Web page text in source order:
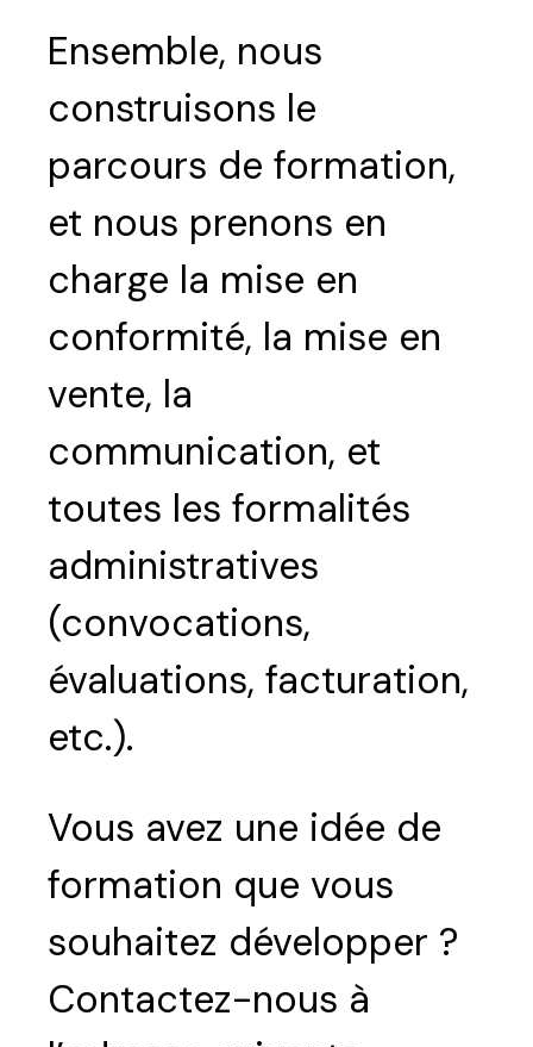
Ensemble, nous
construisons le
parcours de formation,
et nous prenons en
charge la mise en
conformité, la mise en
vente, la
communication, et
toutes les formalités
administratives
(convocations,
évaluations, facturation,
etc.).
Vous avez une idée de
formation que vous
souhaitez développer ?
Contactez-nous à